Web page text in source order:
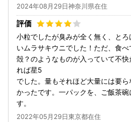
2024年08月29日神奈川県在住
小粒でしたが臭みが全く無く、と
いムラサキウニでした！ただ、食べ
殻？のようなものが入っていて不
れば星5
でした。量もそれほど大量には要
かったです。一パックを、ご飯茶
す。
2022年05月29日東京都在住